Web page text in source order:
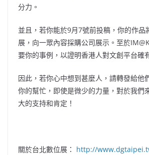
分力。
並且，若你能於9月7號前投稿，你的作品
展，向一眾內容採購公司展示。至於
要你的事例，以證明香港人對文創平台確
因此，若你心中想到甚麼人，請轉發給他
你的幫忙，即使是微少的力量，對於我們
大的支持和肯定！
關於台北數位展： http://